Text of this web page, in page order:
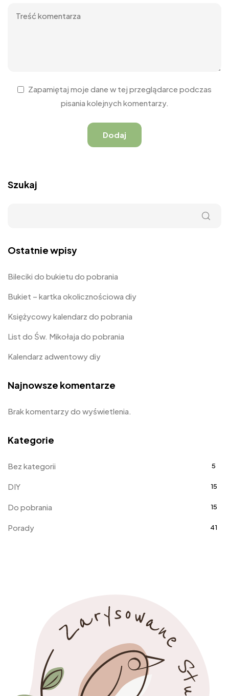
Zapamiętaj moje dane w tej przeglądarce podczas
pisania kolejnych komentarzy.
Szukaj
Ostatnie wpisy
Bileciki do bukietu do pobrania
Bukiet – kartka okolicznościowa diy
Księżycowy kalendarz do pobrania
List do Św. Mikołaja do pobrania
Kalendarz adwentowy diy
Najnowsze komentarze
Brak komentarzy do wyświetlenia.
Kategorie
Bez kategorii 5
DIY 15
Do pobrania 15
Porady 41